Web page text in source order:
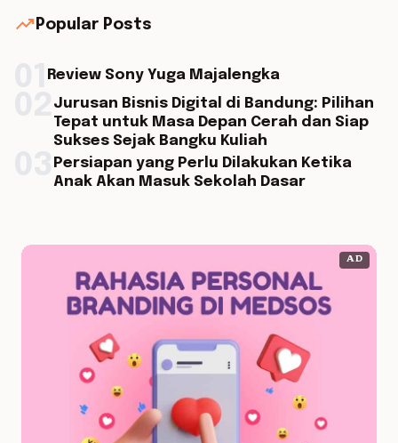
trending_up Popular Posts
Review Sony Yuga Majalengka
Jurusan Bisnis Digital di Bandung: Pilihan
Tepat untuk Masa Depan Cerah dan Siap
Sukses Sejak Bangku Kuliah
Persiapan yang Perlu Dilakukan Ketika
Anak Akan Masuk Sekolah Dasar
AD